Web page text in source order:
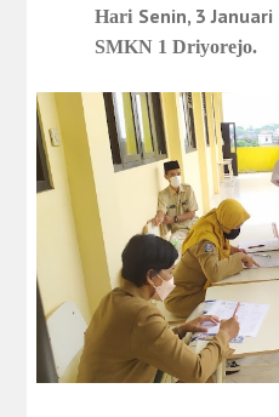
Hari Senin, 3
SMKN 1 Driyorejo.